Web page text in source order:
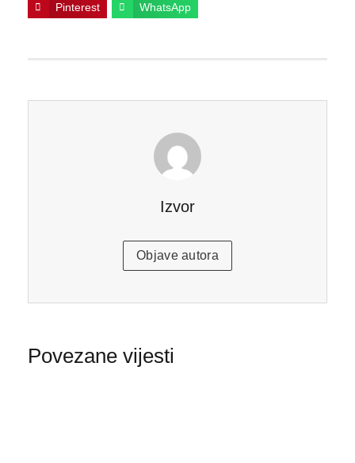
Pinterest WhatsApp
Izvor
Objave autora
Povezane vijesti